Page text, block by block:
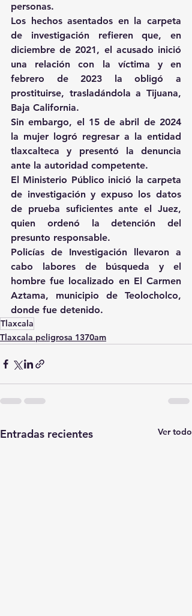
personas.
Los hechos asentados en la carpeta
de investigación refieren que, en
diciembre de 2021, el acusado inició
una relación con la víctima y en
febrero de 2023 la obligó a
prostituirse, trasladándola a Tijuana,
Baja California.
Sin embargo, el 15 de abril de 2024
la mujer logró regresar a la entidad
tlaxcalteca y presentó la denuncia
ante la autoridad competente.
El Ministerio Público inició la carpeta
de investigación y expuso los datos
de prueba suficientes ante el Juez,
quien ordenó la detención del
presunto responsable.
Policías de Investigación llevaron a
cabo labores de búsqueda y el
hombre fue localizado en El Carmen
Aztama, municipio de Teolocholco,
donde fue detenido.
Tlaxcala
Tlaxcala peligrosa 1370am
Entradas recientes Ver todo